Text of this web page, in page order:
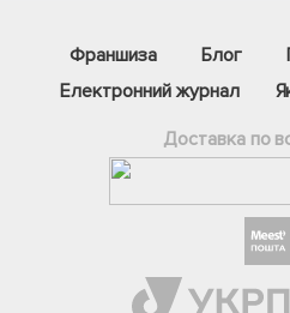
Франшиза Блог
Електронний журнал
Доставка по